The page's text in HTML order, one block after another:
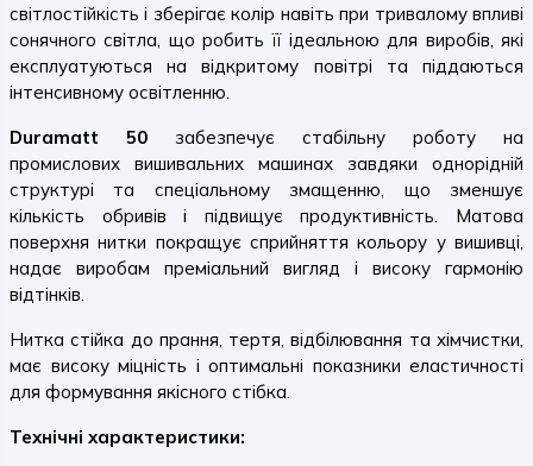
світлостійкість і зберігає колір навіть при тривалому впливі
сонячного світла, що робить її ідеальною для виробів, які
експлуатуються на відкритому повітрі та піддаються
інтенсивному освітленню.
Duramatt 50 забезпечує стабільну роботу на
промислових вишивальних машинах завдяки однорідній
структурі та спеціальному змащенню, що зменшує
кількість обривів і підвищує продуктивність. Матова
поверхня нитки покращує сприйняття кольору у вишивці,
надає виробам преміальний вигляд і високу гармонію
відтінків.
Нитка стійка до прання, тертя, відбілювання та хімчистки,
має високу міцність і оптимальні показники еластичності
для формування якісного стібка.
Технічні характеристики: